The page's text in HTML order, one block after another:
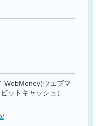
WebMoney(ウェブマ
ットキャッシュ）